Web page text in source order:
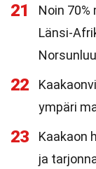
21
Noin
Länsi-
22
ympäri
23
Kaakaon
ja